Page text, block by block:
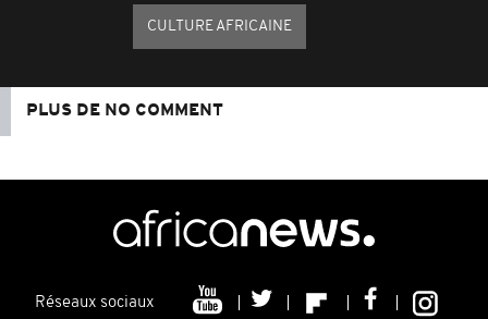
CULTURE AFRICAINE
PLUS DE NO COMMENT
Réseaux sociaux